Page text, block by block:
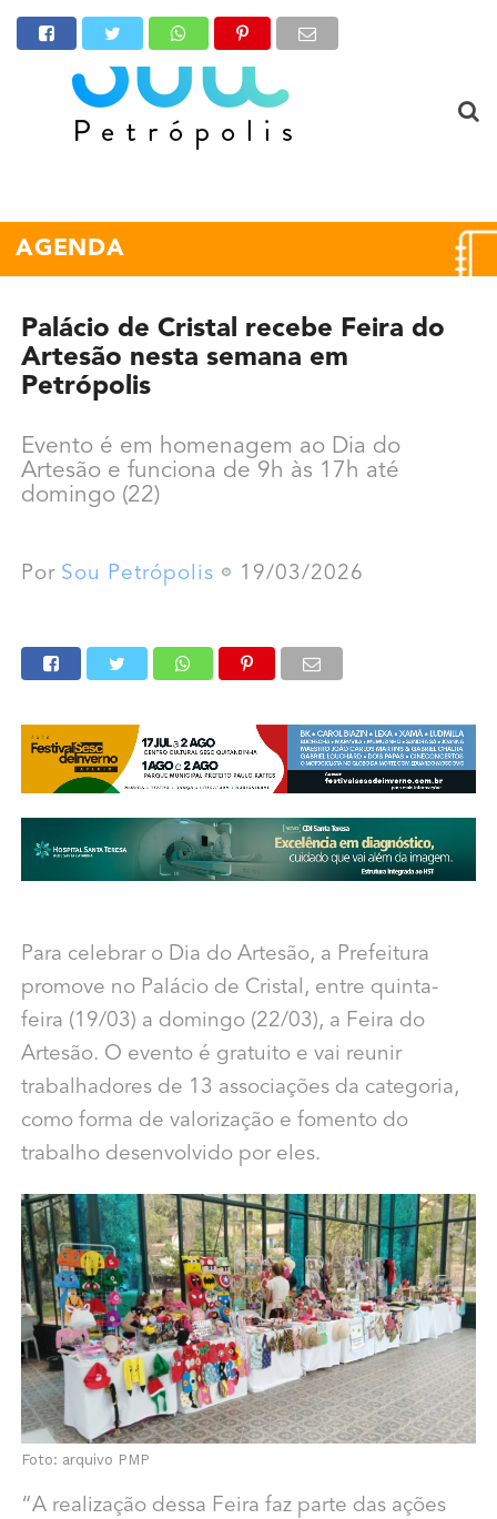
AGENDA
Palácio de Cristal recebe Feira do
Artesão nesta semana em
Petrópolis
Evento é em homenagem ao Dia do
Artesão e funciona de 9h às 17h até
domingo (22)
Por Sou Petrópolis 19/03/2026
Para celebrar o Dia do Artesão, a Prefeitura
promove no Palácio de Cristal, entre quinta-
feira (19/03) a domingo (22/03), a Feira do
Artesão. O evento é gratuito e vai reunir
trabalhadores de 13 associações da categoria,
como forma de valorização e fomento do
trabalho desenvolvido por eles.
Foto: arquivo PMP
“A realização dessa Feira faz parte das ações